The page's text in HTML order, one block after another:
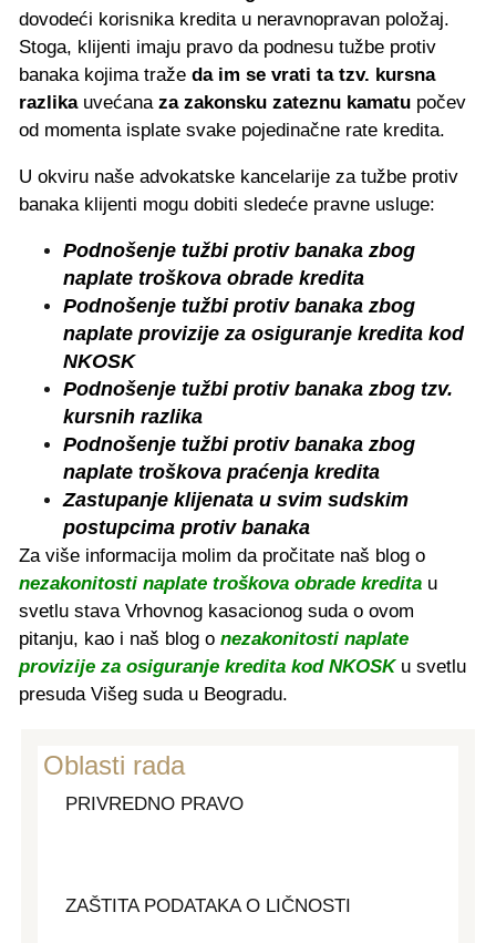
dovodeći korisnika kredita u neravnopravan položaj.
Stoga, klijenti imaju pravo da podnesu tužbe protiv
banaka kojima traže da im se vrati ta tzv. kursna
razlikauvećana za zakonsku zateznu kamatu počev
od momenta isplate svake pojedinačne rate kredita.
U okviru naše advokatske kancelarije za tužbe protiv
banaka klijenti mogu dobiti sledeće pravne usluge:
Podnošenje tužbi protiv banaka zbog
naplate troškova obrade kredita
Podnošenje tužbi protiv banaka zbog
naplate provizije za osiguranje kredita kod
NKOSK
Podnošenje tužbi protiv banaka zbog tzv.
kursnih razlika
Podnošenje tužbi protiv banaka zbog
naplate troškova praćenja kredita
Zastupanje klijenata u svim sudskim
postupcima protiv banaka
Za više informacija molim da pročitate naš blog o
nezakonitosti naplate troškova obrade kredita u
svetlu stava Vrhovnog kasacionog suda o ovom
pitanju, kao i naš blog o nezakonitosti naplate
provizije za osiguranje kredita kod NKOSKu svetlu
presuda Višeg suda u Beogradu.
Oblasti rada
PRIVREDNO PRAVO
ZAŠTITA PODATAKA O LIČNOSTI